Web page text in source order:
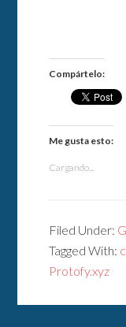
Compártelo:
Me gusta esto:
Cargando...
Filed Under:
Tagged With:
Protofy.xyz